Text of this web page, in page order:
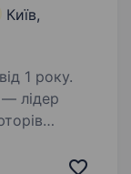
Київ,
1 року.
лідер